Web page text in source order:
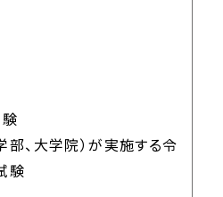
、大学院）が実施する令
験